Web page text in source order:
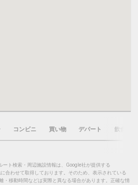
コンビニ 買い物 デパート 飲食店
ート検索・周辺施設情報は、Google社が提供する
合わせて取得しております。そのため、表示されている
・移動時間などは実際と異なる場合があります。正確な情